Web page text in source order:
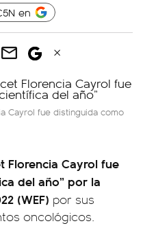
en
Cayrol fue distinguida como
Florencia Cayrol fue
del año” por la
(WEF) por sus
oncológicos.